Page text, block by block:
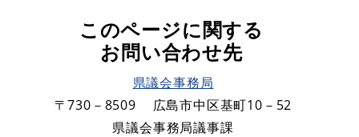
このページに関する
お問い合わせ先
県議会事務局
〒730－8509
広島市中区基町10－52
県議会事務局議事課